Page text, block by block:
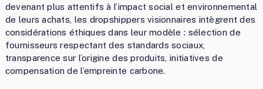
devenant plus attentifs à l’impact social et environnemental
de leurs achats, les dropshippers visionnaires intègrent des
considérations éthiques dans leur modèle : sélection de
fournisseurs respectant des standards sociaux,
transparence sur l’origine des produits, initiatives de
compensation de l’empreinte carbone.